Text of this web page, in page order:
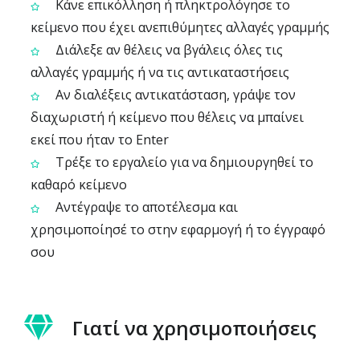
Κάνε επικόλληση ή πληκτρολόγησε το
κείμενο που έχει ανεπιθύμητες αλλαγές γραμμής
Διάλεξε αν θέλεις να βγάλεις όλες τις
αλλαγές γραμμής ή να τις αντικαταστήσεις
Αν διαλέξεις αντικατάσταση, γράψε τον
διαχωριστή ή κείμενο που θέλεις να μπαίνει
εκεί που ήταν το Enter
Τρέξε το εργαλείο για να δημιουργηθεί το
καθαρό κείμενο
Αντέγραψε το αποτέλεσμα και
χρησιμοποίησέ το στην εφαρμογή ή το έγγραφό
σου
Γιατί να χρησιμοποιήσεις